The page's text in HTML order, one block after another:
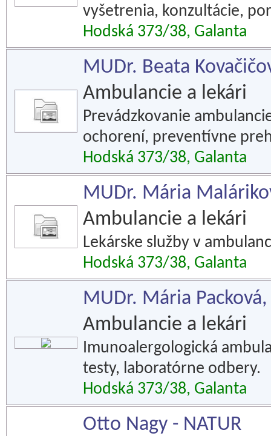
vyšetrenia, konzultácie,
Hodská 373/38, Galanta
MUDr. Beata
Ambulancie a lekári
Prevádzkovanie
ochorení, preventívne
Hodská 373/38, Galanta
MUDr. Mária
Ambulancie a lekári
Lekárske služby v
Hodská 373/38, Galanta
MUDr. Mária
Ambulancie a lekári
Imunoalergologická
testy, laboratórne odbery.
Hodská 373/38, Galanta
Otto Nagy - NATUR